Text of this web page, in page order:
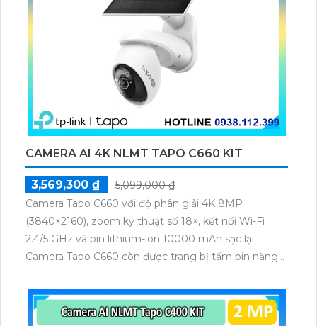
CAMERA AI 4K NLMT TAPO C660 KIT
3,569,300 ₫
5,099,000 ₫
Camera Tapo C660 với độ phân giải 4K 8MP
(3840×2160), zoom kỹ thuật số 18×, kết nối Wi-Fi
2.4/5 GHz và pin lithium-ion 10000 mAh sạc lại.
Camera Tapo C660 còn được trang bị tấm pin năng
thú cưng, phương tiện, lưu trữ thẻ microSD tối đa 512
GB.